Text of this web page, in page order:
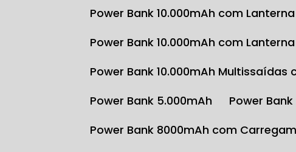
Power Bank 10.000mAh com
Power Bank 10.000mAh com
Power Bank 10.000mAh
Power Bank 5.000mAh
Power
Power Bank 8000mAh com